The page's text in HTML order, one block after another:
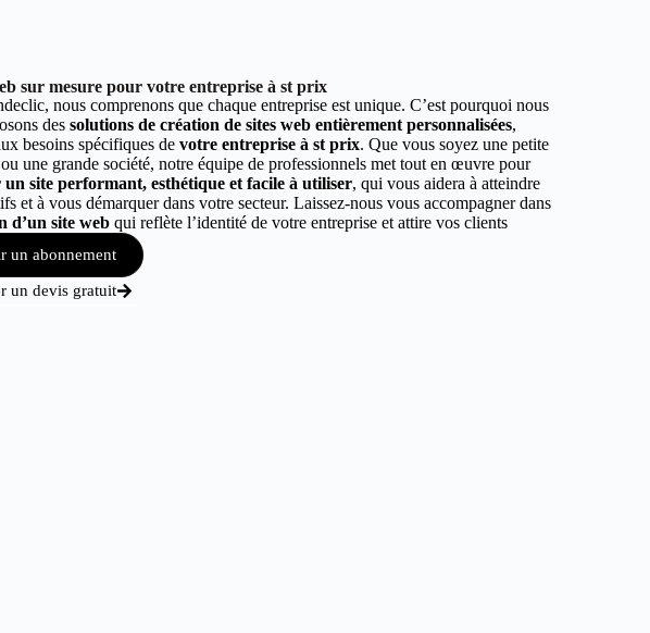
sur mesure pour votre entreprise à st prix
nous comprenons que chaque entreprise est unique. C’est pourquoi nous
des solutions de création de sites web entièrement personnalisées,
besoins spécifiques de votre entreprise à st prix. Que vous soyez une petite
une grande société, notre équipe de professionnels met tout en œuvre pour
un site performant, esthétique et facile à utiliser, qui vous aidera à atteindre
et à vous démarquer dans votre secteur. Laissez-nous vous accompagner dans
d’un site web qui reflète l’identité de votre entreprise et attire vos clients
un abonnement
un devis gratuit